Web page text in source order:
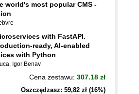
world's most popular CMS -
with FastAPI.
ready, AI-enabled
with Python
, Igor Benav
Cena zestawu: 307.18 zł
Oszczędzasz: 59,82 zł (16%)